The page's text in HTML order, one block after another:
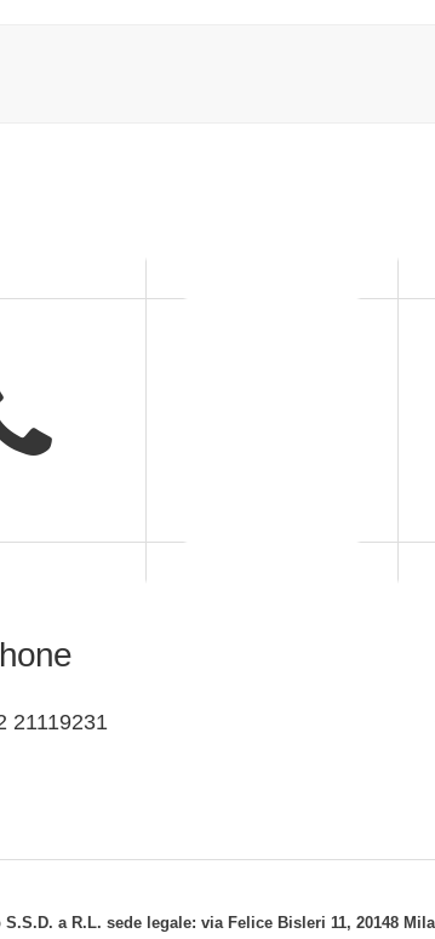
21119231
a R.L. sede legale: via Felice Bisleri 11, 20148